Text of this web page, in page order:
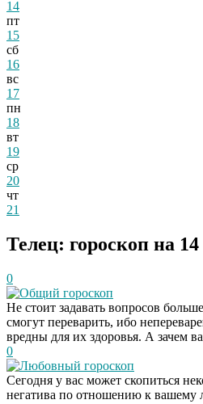
14
пт
15
сб
16
вс
17
пн
18
вт
19
ср
20
чт
21
Телец: гороскоп на
0
Общий гороскоп
Не стоит задавать вопросов
смогут переварить, ибо
вредны для их здоровья. А зачем
0
Любовный гороскоп
Сегодня у вас может скопиться
негатива по отношению к вашему